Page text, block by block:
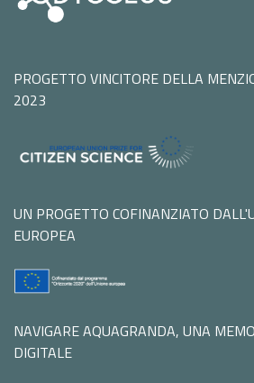
PROGETTO VINCITORE DELLA
2023
UN PROGETTO COFINANZIATO
EUROPEA
NAVIGARE AQUAGRANDA, UNA
DIGITALE